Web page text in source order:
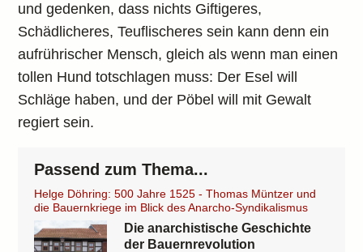
und gedenken, dass nichts Giftigeres,
Schädlicheres, Teuflischeres sein kann denn ein
aufrührischer Mensch, gleich als wenn man einen
tollen Hund totschlagen muss: Der Esel will
Schläge haben, und der Pöbel will mit Gewalt
regiert sein.
Passend zum Thema...
Helge Döhring: 500 Jahre 1525 - Thomas Müntzer und
die Bauernkriege im Blick des Anarcho-Syndikalismus
Die anarchistische Geschichte
der Bauernrevolution